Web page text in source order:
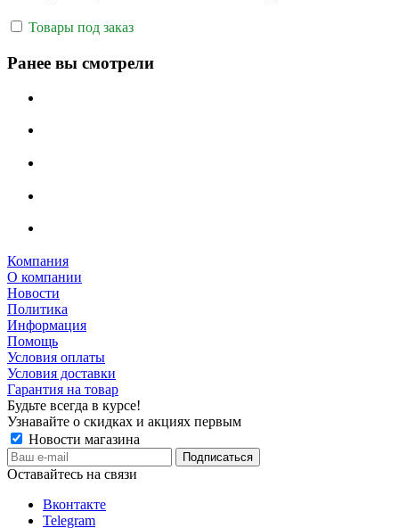
Товары под заказ
Ранее вы смотрели
Компания
О компании
Новости
Политика
Информация
Помощь
Условия оплаты
Условия доставки
Гарантия на товар
Будьте всегда в курсе!
Узнавайте о скидках и акциях первым
Новости магазина
Оставайтесь на связи
Вконтакте
Telegram